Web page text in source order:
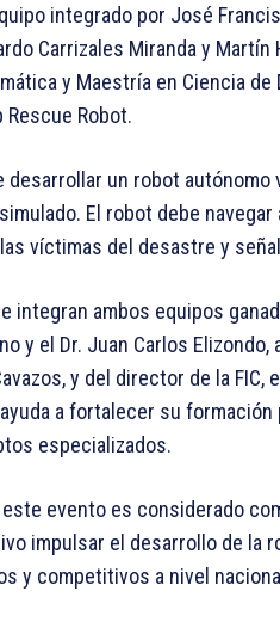
integrado por José
Carrizales Miranda y
y Maestría en Ciencia
Rescue Robot.
desarrollar un robot
El robot debe
víctimas del desastre y
integran ambos equipos
y el Dr. Juan Carlos
y del director de la
a fortalecer su
especializados.
evento es considerado
impulsar el desarrollo de la
y competitivos a nivel